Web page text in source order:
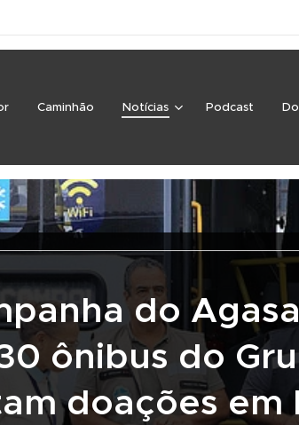
Caminhão Notícias Podcast
do
ônibus do
doações em